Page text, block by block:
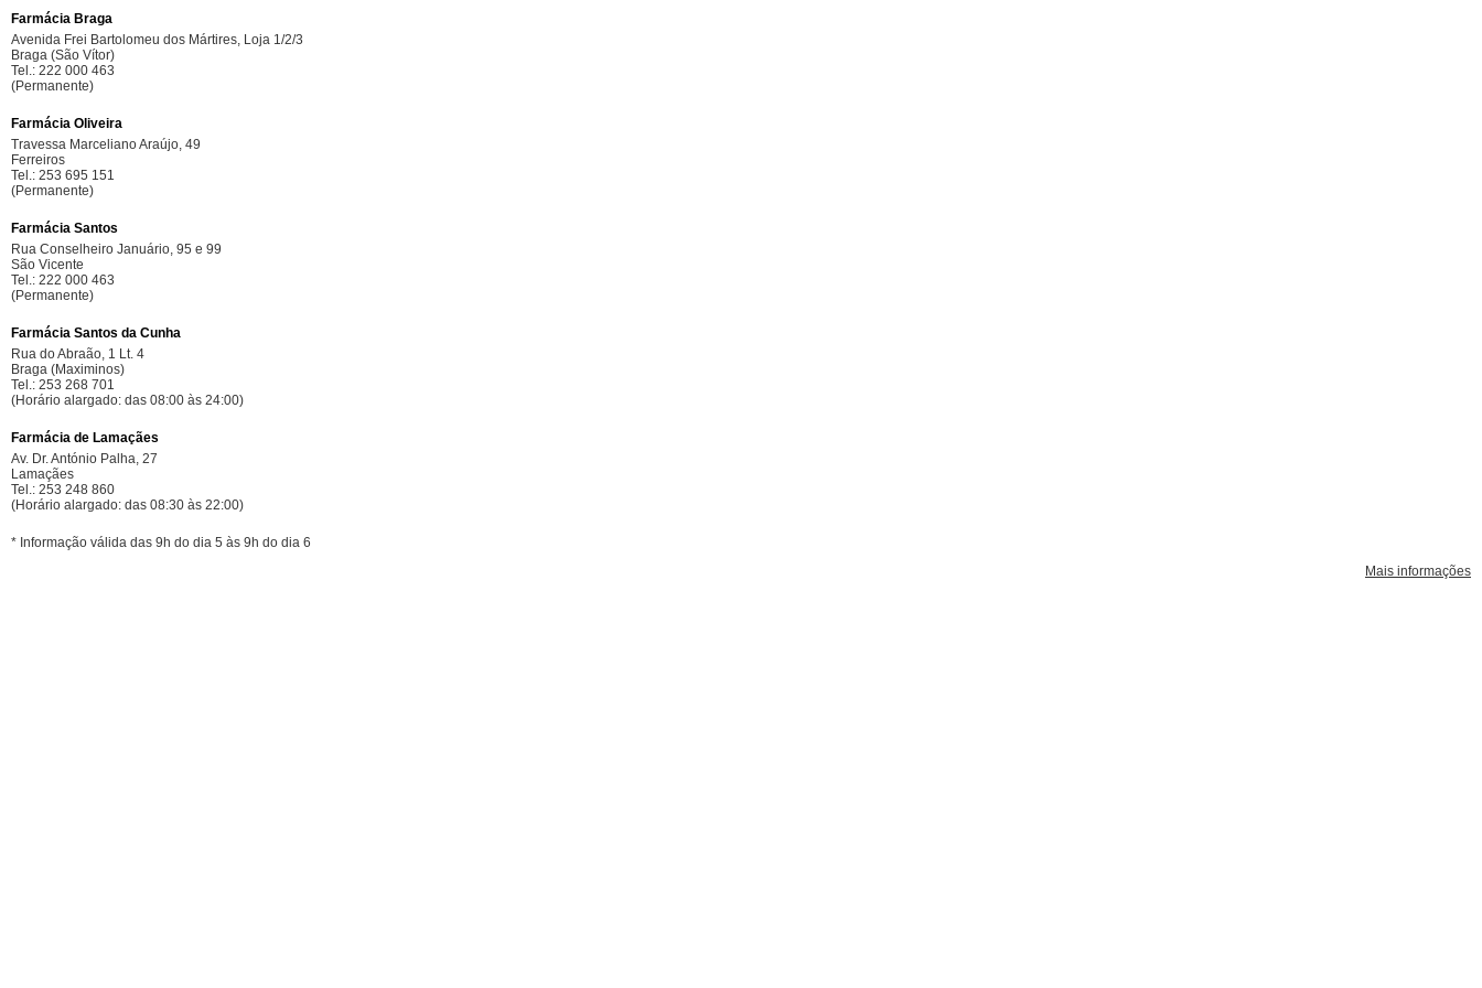
Farmácia Braga
Avenida Frei Bartolomeu dos Mártires, Loja 1/2/3
Braga (São Vítor)
Tel.: 222 000 463
(Permanente)
Farmácia Oliveira
Travessa Marceliano Araújo, 49
Ferreiros
Tel.: 253 695 151
(Permanente)
Farmácia Santos
Rua Conselheiro Januário, 95 e 99
São Vicente
Tel.: 222 000 463
(Permanente)
Farmácia Santos da Cunha
Rua do Abraão, 1 Lt. 4
Braga (Maximinos)
Tel.: 253 268 701
(Horário alargado: das 08:00 às 24:00)
Farmácia de Lamaçães
Av. Dr. António Palha, 27
Lamaçães
Tel.: 253 248 860
(Horário alargado: das 08:30 às 22:00)
* Informação válida das 9h do dia 5 às 9h do dia 6
Mais informações